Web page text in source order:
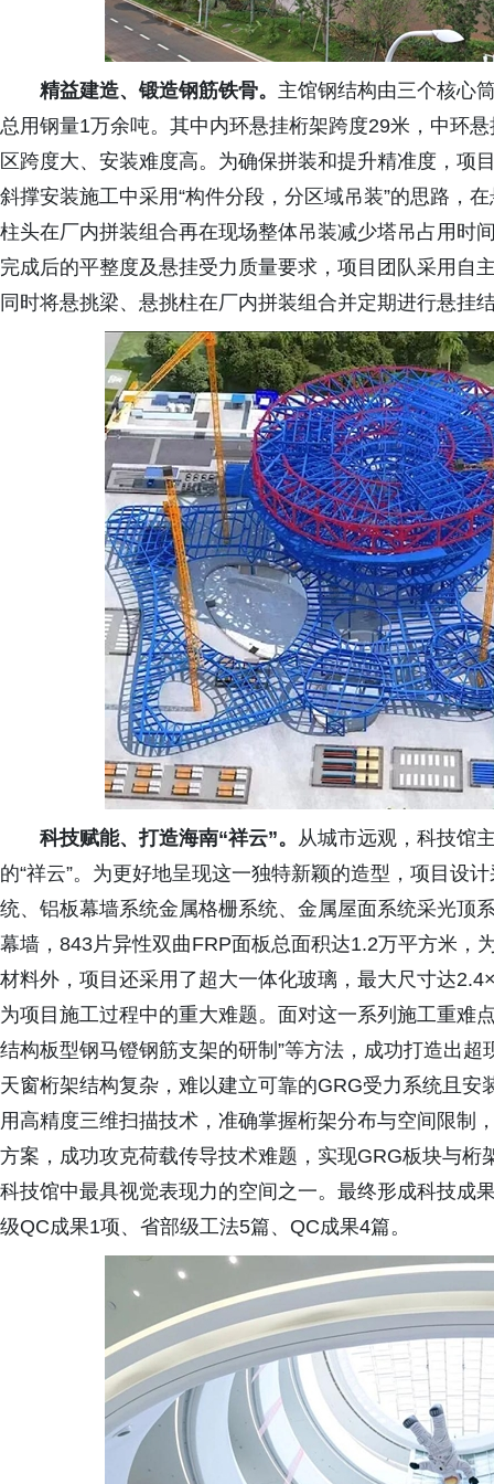
精益建造、锻造钢筋铁骨。 主馆钢结构由三个核心
总用钢量1万余吨。其中内环悬挂桁架跨度29米，中环
区跨度大、安装难度高。为确保拼装和提升精准度，项
斜撑安装施工中采用“构件分段，分区域吊装”的思路，
柱头在厂内拼装组合再在现场整体吊装减少塔吊占用时
完成后的平整度及悬挂受力质量要求，项目团队采用自
同时将悬挑梁、悬挑柱在厂内拼装组合并定期进行悬挂
科技赋能、打造海南“祥云”。 从城市远观，科技馆
的“祥云”。为更好地呈现这一独特新颖的造型，项目设
统、铝板幕墙系统金属格栅系统、金属屋面系统采光顶
幕墙，843片异性双曲FRP面板总面积达1.2万平方米，
材料外，项目还采用了超大一体化玻璃，最大尺寸达
为项目施工过程中的重大难题。面对这一系列施工重难
结构板型钢马镫钢筋支架的研制”等方法，成功打造出
天窗桁架结构复杂，难以建立可靠的GRG受力系统且
用高精度三维扫描技术，准确掌握桁架分布与空间限制
方案，成功攻克荷载传导技术难题，实现GRG板块与
科技馆中最具视觉表现力的空间之一。最终形成科技成
级QC成果1项、省部级工法5篇、QC成果4篇。